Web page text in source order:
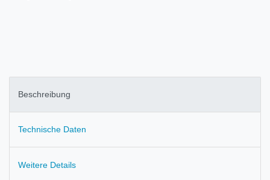
Beschreibung
Technische Daten
Weitere Details